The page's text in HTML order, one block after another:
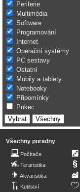
Periferie
Multimédia
Software
Programování
Internet
Operační systémy
PC sestavy
Ostatní
Mobily a tablety
Notebooky
Připomínky
Pokec
Všechny poradny
Počítače
Teraristika
Akvaristika
Kutilství